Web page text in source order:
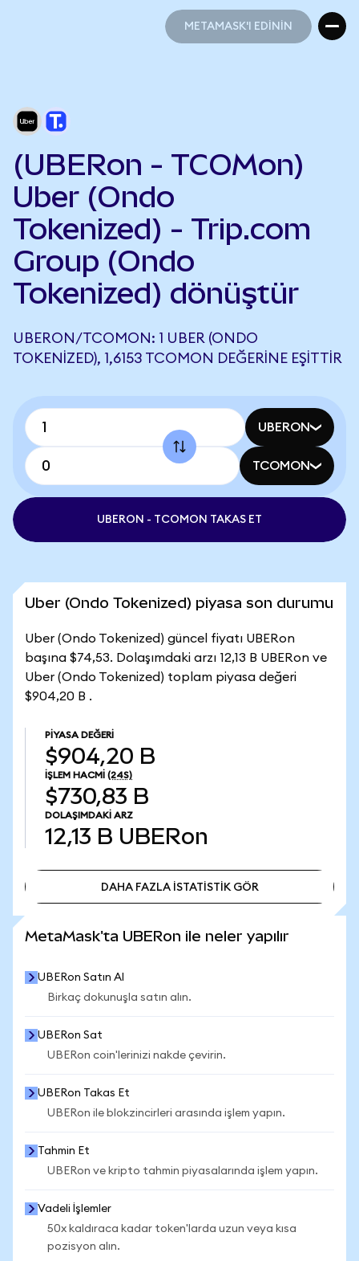
METAMASK'I EDİNİN
(UBERon - TCOMon)
Uber (Ondo
Tokenized) - Trip.com
Group (Ondo
Tokenized) dönüştür
UBERON/TCOMON: 1 UBER (ONDO
TOKENIZED), 1,6153 TCOMON DEĞERINE EŞITTIR
UBERON
TCOMON
UBERON - TCOMON TAKAS ET
Uber (Ondo Tokenized) piyasa son durumu
Uber (Ondo Tokenized) güncel fiyatı UBERon
başına $74,53. Dolaşımdaki arzı 12,13 B UBERon ve
Uber (Ondo Tokenized) toplam piyasa değeri
$904,20 B .
PIYASA DEĞERI
$904,20 B
İŞLEM HACMI (24S)
$730,83 B
DOLAŞIMDAKI ARZ
12,13 B UBERon
DAHA FAZLA İSTATİSTİK GÖR
MetaMask'ta UBERon ile neler yapılır
UBERon Satın Al
Birkaç dokunuşla satın alın.
UBERon Sat
UBERon coin'lerinizi nakde çevirin.
UBERon Takas Et
UBERon ile blokzincirleri arasında işlem yapın.
Tahmin Et
UBERon ve kripto tahmin piyasalarında işlem yapın.
Vadeli İşlemler
50x kaldıraca kadar token'larda uzun veya kısa
pozisyon alın.